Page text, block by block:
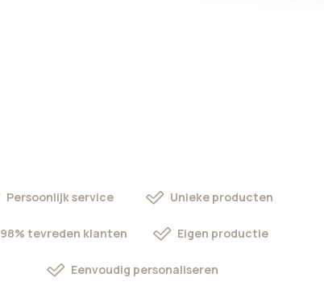
Persoonlijk service Unieke producten
98% tevreden klanten Eigen productie
Eenvoudig personaliseren